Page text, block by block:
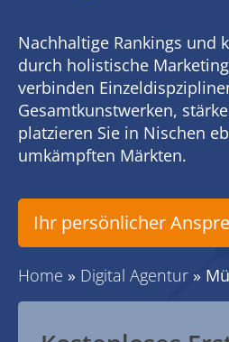
Nachhaltige Rankings und
durch holistische
verbinden
Gesamtkunstwerken,
platzieren Sie in Nischen
umkämpften Märkten.
Ihr persönlicher
Home » Digital Agentur »